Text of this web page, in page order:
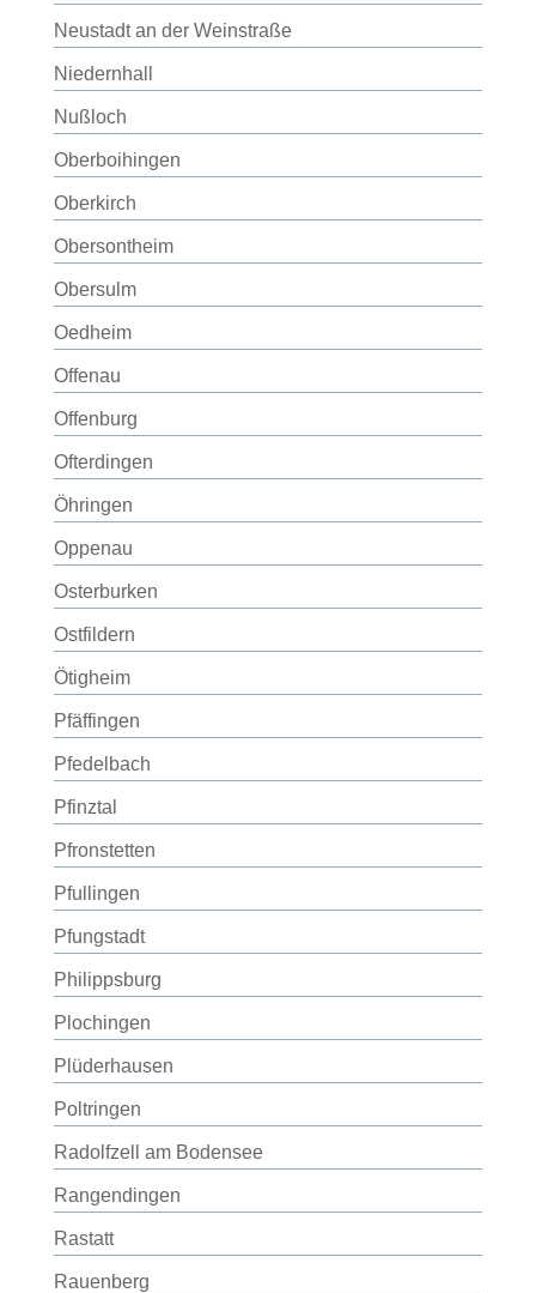
Neustadt an der Weinstraße
Niedernhall
Nußloch
Oberboihingen
Oberkirch
Obersontheim
Obersulm
Oedheim
Offenau
Offenburg
Ofterdingen
Öhringen
Oppenau
Osterburken
Ostfildern
Ötigheim
Pfäffingen
Pfedelbach
Pfinztal
Pfronstetten
Pfullingen
Pfungstadt
Philippsburg
Plochingen
Plüderhausen
Poltringen
Radolfzell am Bodensee
Rangendingen
Rastatt
Rauenberg